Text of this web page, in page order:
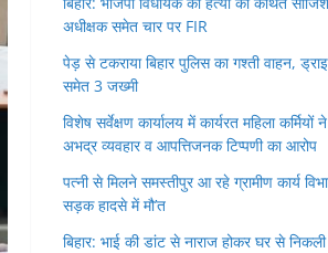
अधीक्षक समेत चार पर FIR
पेड़ से टकराया बिहार पुलिस का गश्ती वाहन,
समेत 3 जख्मी
विशेष सर्वेक्षण कार्यालय में कार्यरत महिला कर्मियों
अभद्र व्यवहार व आपत्तिजनक टिप्पणी का आरोप
पत्नी से मिलने समस्तीपुर आ रहे ग्रामीण कार्य
सड़क हादसे में मौ’त
बिहार: भाई की डांट से नाराज होकर घर से